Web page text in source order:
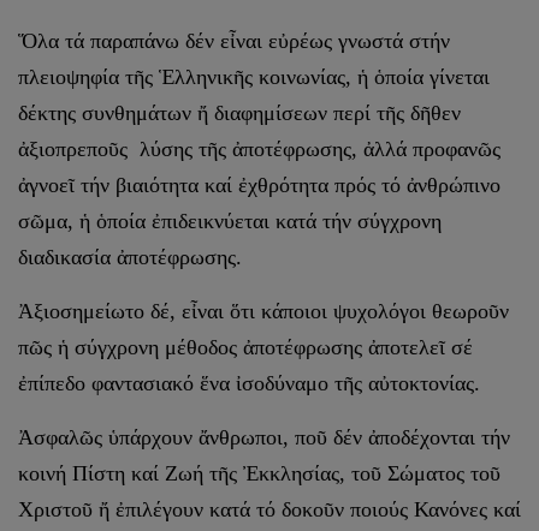
Ὅλα τά παραπάνω δέν εἶναι εὐρέως γνωστά στήν
πλειοψηφία τῆς Ἑλληνικῆς κοινωνίας, ἡ ὁποία γίνεται
δέκτης συνθημάτων ἤ διαφημίσεων περί τῆς δῆ­θεν
ἀξιοπρεποῦς λύσης τῆς ἀποτέφρωσης, ἀλλά προφανῶς
ἀγνοεῖ τήν βιαιότητα καί ἐχθρότητα πρός τό ἀνθρώπινο
σῶμα, ἡ ὁποία ἐπιδεικνύεται κατά τήν σύγχρονη
διαδικασία ἀποτέφρωσης.
Ἀξιοσημείωτο δέ, εἶναι ὅτι κάποιοι ψυχολόγοι θεωροῦν
πῶς ἡ σύγχρονη μέθοδος ἀποτέφρωσης ἀποτελεῖ σέ
ἐπίπεδο φαντασιακό ἕνα ἰσοδύναμο τῆς αὐ­τοκτονίας.
Ἀσφαλῶς ὑπάρχουν ἄνθρωποι, ποῦ δέν ἀποδέχονται τήν
κοινή Πίστη καί Ζωή τῆς Ἐκκλησίας, τοῦ Σώματος τοῦ
Χριστοῦ ἤ ἐπιλέγουν κατά τό δοκοῦν ποιούς Κανόνες καί